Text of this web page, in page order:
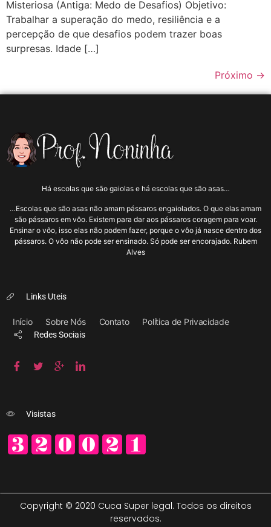
Misteriosa (Antiga: Medo de Desafios) Objetivo:
Trabalhar a superação do medo, resiliência e a
percepção de que desafios podem trazer boas
surpresas. Idade […]
Próximo →
Há escolas que são gaiolas e há escolas que são asas…
…Escolas que são asas não amam pássaros engaiolados. O que elas amam
são pássaros em vôo. Existem para dar aos pássaros coragem para voar.
Ensinar o vôo, isso elas não podem fazer, porque o vôo já nasce dentro dos
pássaros. O vôo não pode ser ensinado. Só pode ser encorajado. Rubem
Alves
Links Uteis
Início Sobre Nós Contato Política de Privacidade
Redes Sociais
Visistas
Copyright © 2020 Cuca Super legal. Todos os direitos
reservados.